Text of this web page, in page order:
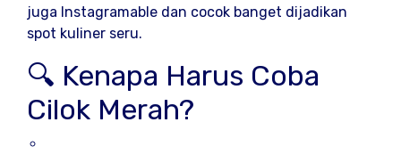
juga Instagramable dan cocok banget dijadikan
spot kuliner seru.
🔍 Kenapa Harus Coba
Cilok Merah?